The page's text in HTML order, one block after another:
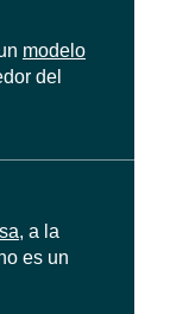
modelo
del
, a la
es un